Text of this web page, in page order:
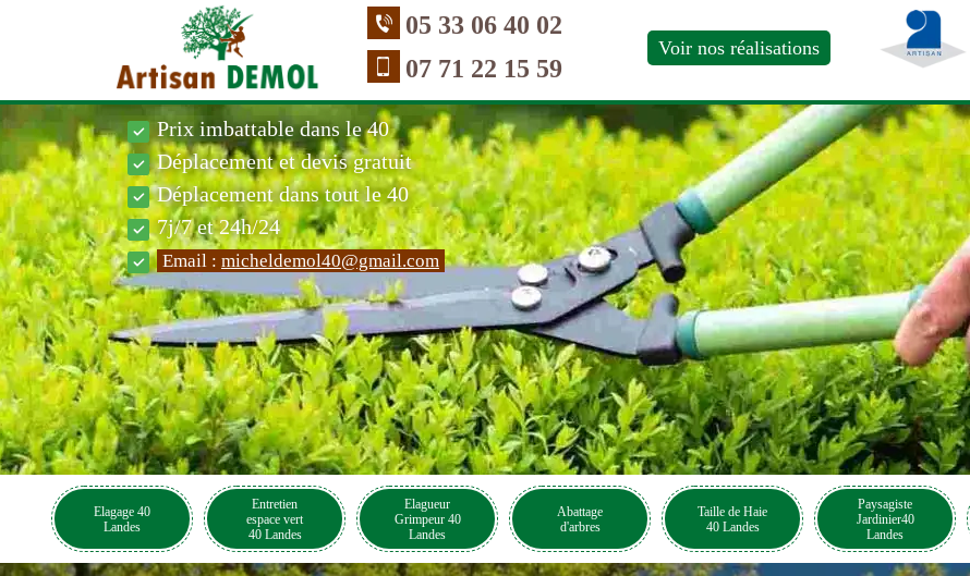
05 33 06 40 02
07 71 22 15 59
Voir nos réalisations
Prix imbattable dans le 40
Déplacement et devis gratuit
Déplacement dans tout le 40
7j/7 et 24h/24
Email : micheldemol40@gmail.com
Elagage 40
Landes
Entretien
espace vert
40 Landes
Elagueur
Grimpeur 40
Landes
Abattage
d'arbres
Taille de Haie
40 Landes
Paysagiste
Jardinier40
Landes